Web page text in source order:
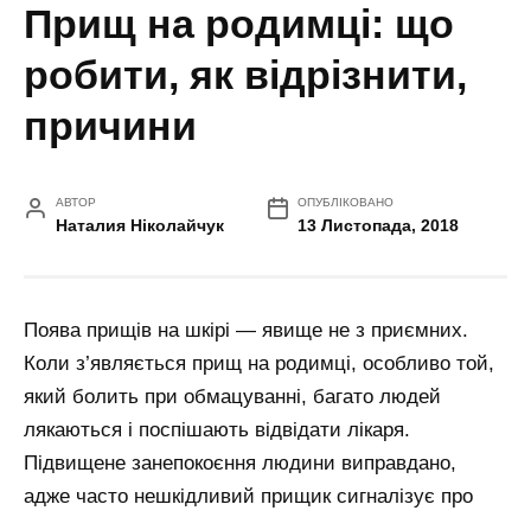
Прищ на родимці: що
робити, як відрізнити,
причини
АВТОР
Наталия Ніколайчук
ОПУБЛІКОВАНО
13 Листопада, 2018
Поява прищів на шкірі — явище не з приємних.
Коли з’являється прищ на родимці, особливо той,
який болить при обмацуванні, багато людей
лякаються і поспішають відвідати лікаря.
Підвищене занепокоєння людини виправдано,
адже часто нешкідливий прищик сигналізує про